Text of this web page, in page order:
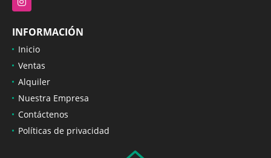
INFORMACIÓN
Inicio
Ventas
Alquiler
Nuestra Empresa
Contáctenos
Políticas de privacidad